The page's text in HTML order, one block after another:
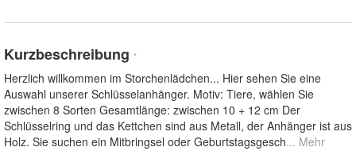
Kurzbeschreibung *
Herzlich willkommen im Storchenlädchen... Hier sehen Sie eine
Auswahl unserer Schlüsselanhänger. Motiv: Tiere, wählen Sie
zwischen 8 Sorten Gesamtlänge: zwischen 10 + 12 cm Der
Schlüsselring und das Kettchen sind aus Metall, der Anhänger ist aus
Holz. Sie suchen ein Mitbringsel oder Geburtstagsgesch... Mehr